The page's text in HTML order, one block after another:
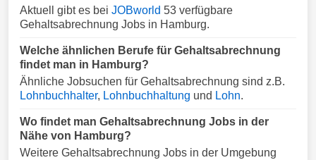
Aktuell gibt es bei JOBworld 53 verfügbare
Gehaltsabrechnung Jobs in Hamburg.
Welche ähnlichen Berufe für Gehaltsabrechnung
findet man in Hamburg?
Ähnliche Jobsuchen für Gehaltsabrechnung sind z.B.
Lohnbuchhalter, Lohnbuchhaltung und Lohn.
Wo findet man Gehaltsabrechnung Jobs in der
Nähe von Hamburg?
Weitere Gehaltsabrechnung Jobs in der Umgebung